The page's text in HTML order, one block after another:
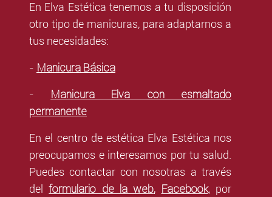
En Elva Estética tenemos a tu disposición
otro tipo de manicuras, para adaptarnos a
tus necesidades:
- Manicura Básica
- Manicura Elva con esmaltado
permanente
En el centro de estética Elva Estética nos
preocupamos e interesamos por tu salud.
Puedes contactar con nosotras a través
del
formulario de la web, Facebook, por